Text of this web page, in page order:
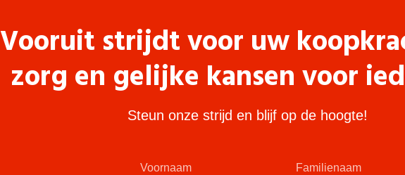
Vooruit strijdt voor uw
zorg en gelijke kansen voor
Steun onze strijd en blijf op de hoogte!